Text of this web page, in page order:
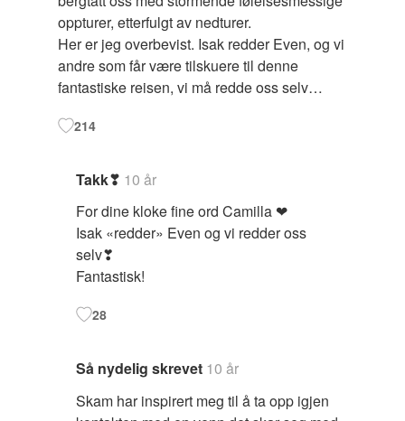
oppturer, etterfulgt av nedturer.
Her er jeg overbevist. Isak redder Even, og vi
andre som får være tilskuere til denne
fantastiske reisen, vi må redde oss selv…
214
Takk❣ 10 år
For dine kloke fine ord Camilla ❤
Isak «redder» Even og vi redder oss
selv❣
Fantastisk!
28
Så nydelig skrevet 10 år
Skam har inspirert meg til å ta opp igjen